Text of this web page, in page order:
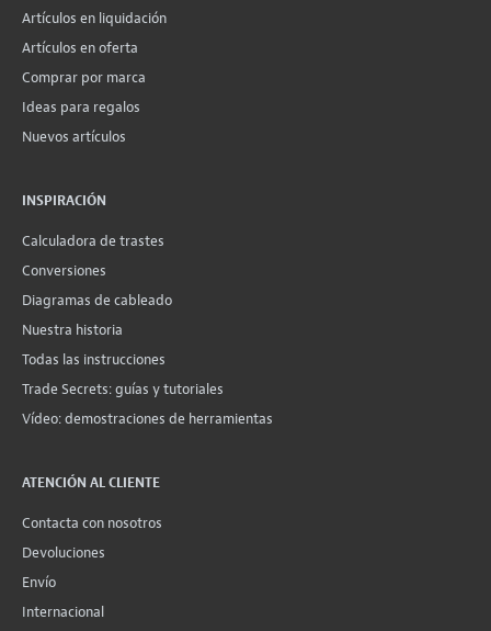
Artículos en liquidación
Artículos en oferta
Comprar por marca
Ideas para regalos
Nuevos artículos
INSPIRACIÓN
Calculadora de trastes
Conversiones
Diagramas de cableado
Nuestra historia
Todas las instrucciones
Trade Secrets: guías y tutoriales
Vídeo: demostraciones de herramientas
ATENCIÓN AL CLIENTE
Contacta con nosotros
Devoluciones
Envío
Internacional